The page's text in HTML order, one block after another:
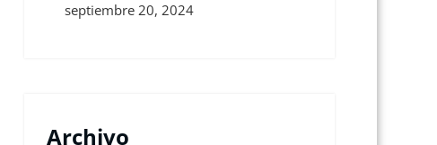
septiembre 20, 2024
Archivo